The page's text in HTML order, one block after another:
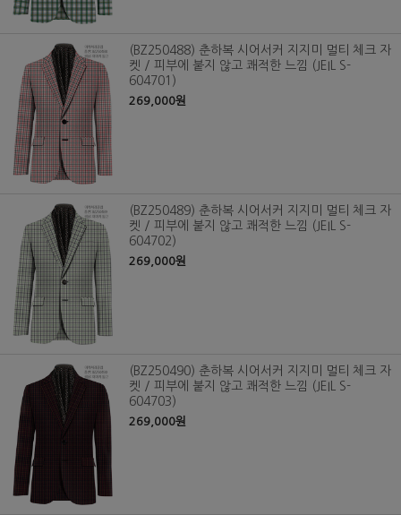
(BZ250488) 춘하복 시어서커 지지미 멀티 체크 자
켓 / 피부에 붙지 않고 쾌적한 느낌 (JEIL S-
604701)
269,000원
(BZ250489) 춘하복 시어서커 지지미 멀티 체크 자
켓 / 피부에 붙지 않고 쾌적한 느낌 (JEIL S-
604702)
269,000원
(BZ250490) 춘하복 시어서커 지지미 멀티 체크 자
켓 / 피부에 붙지 않고 쾌적한 느낌 (JEIL S-
604703)
269,000원